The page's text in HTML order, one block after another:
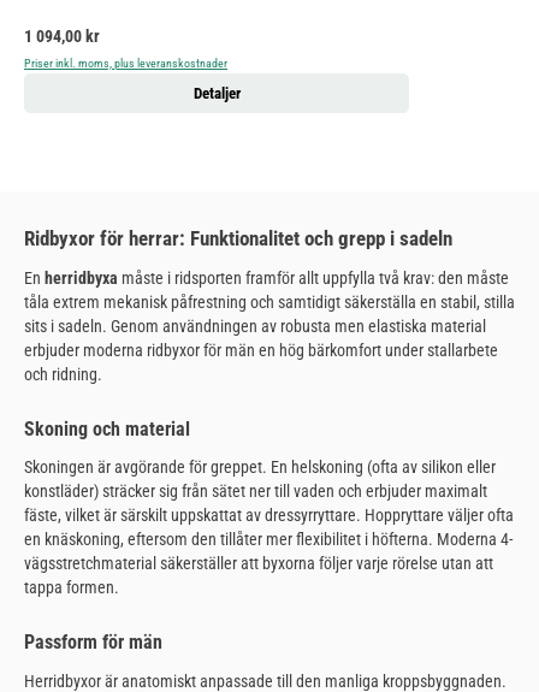
Ordinarie pris:
1 094,00 kr
Priser inkl. moms, plus leveranskostnader
Detaljer
Ridbyxor för herrar: Funktionalitet och grepp i sadeln
En herridbyxa måste i ridsporten framför allt uppfylla två krav: den måste
tåla extrem mekanisk påfrestning och samtidigt säkerställa en stabil, stilla
sits i sadeln. Genom användningen av robusta men elastiska material
erbjuder moderna ridbyxor för män en hög bärkomfort under stallarbete
och ridning.
Skoning och material
Skoningen är avgörande för greppet. En helskoning (ofta av silikon eller
konstläder) sträcker sig från sätet ner till vaden och erbjuder maximalt
fäste, vilket är särskilt uppskattat av dressyrryttare. Hoppryttare väljer ofta
en knäskoning, eftersom den tillåter mer flexibilitet i höfterna. Moderna 4-
vägsstretchmaterial säkerställer att byxorna följer varje rörelse utan att
tappa formen.
Passform för män
Herridbyxor är anatomiskt anpassade till den manliga kroppsbyggnaden.